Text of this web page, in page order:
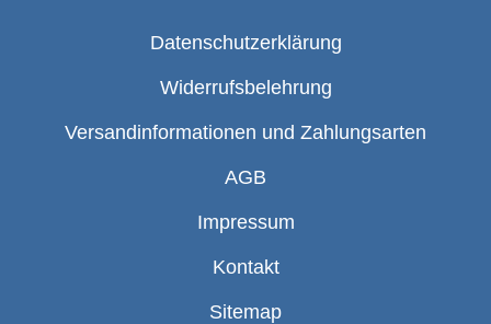
Datenschutzerklärung
Widerrufsbelehrung
Versandinformationen und Zahlungsarten
AGB
Impressum
Kontakt
Sitemap